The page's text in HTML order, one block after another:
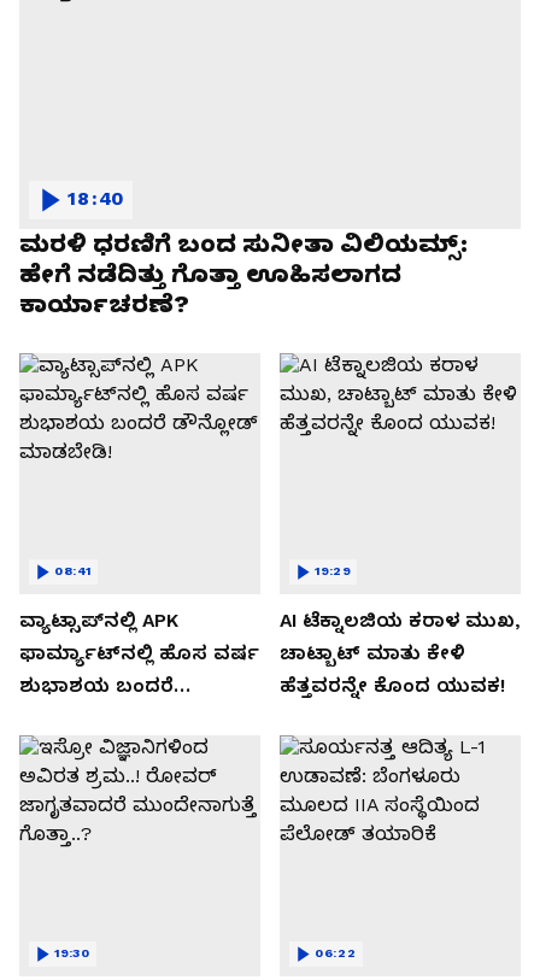
ಮರಳಿ ಧರಣಿಗೆ ಬಂದ ಸುನೀತಾ ವಿಲಿಯಮ್ಸ್:
ಹೇಗೆ ನಡೆದಿತ್ತು ಗೊತ್ತಾ ಊಹಿಸಲಾಗದ
ಕಾರ್ಯಾಚರಣೆ?
18:40
ವ್ಯಾಟ್ಸಾಪ್‌ನಲ್ಲಿ APK
ಫಾರ್ಮ್ಯಾಟ್‌ನಲ್ಲಿ ಹೊಸ ವರ್ಷ
ಶುಭಾಶಯ ಬಂದರೆ
08:41
AI ಟೆಕ್ನಾಲಜಿಯ ಕರಾಳ ಮುಖ,
ಚಾಟ್ಬಾಟ್ ಮಾತು ಕೇಳಿ
ಹೆತ್ತವರನ್ನೇ ಕೊಂದ ಯುವಕ!
19:29
19:30 06:22